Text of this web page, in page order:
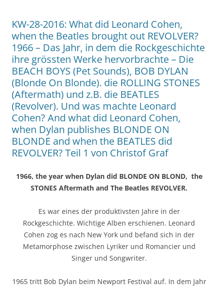
KW-28-2016: What did Leonard Cohen,
when the Beatles brought out REVOLVER?
1966 – Das Jahr, in dem die Rockgeschichte
ihre grössten Werke hervorbrachte – Die
BEACH BOYS (Pet Sounds), BOB DYLAN
(Blonde On Blonde). die ROLLING STONES
(Aftermath) und z.B. die BEATLES
(Revolver). Und was machte Leonard
Cohen? And what did Leonard Cohen,
when Dylan publishes BLONDE ON
BLONDE and when the BEATLES did
REVOLVER? Teil 1 von Christof Graf
1966, the year when Dylan did BLONDE ON BLOND, the
STONES Aftermath and The Beatles REVOLVER.
Es war eines der produktivsten Jahre in der
Rockgeschichte. Wichtige Alben erschienen. Leonard
Cohen zog es nach New York und befand sich in der
Metamorphose zwischen Lyriker und Romancier und
Singer und Songwriter.
1965 tritt Bob Dylan beim Newport Festival auf. In dem Jahr